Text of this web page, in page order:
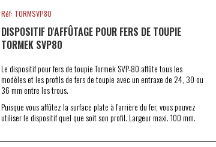
Réf: TORMSVP80
DISPOSITIF D'AFFÛTAGE POUR FERS DE TOUPIE
TORMEK SVP80
Le dispositif pour fers de toupie Tormek SVP-80 affûte tous les
modèles et les profils de fers de toupie avec un entraxe de 24, 30 ou
36 mm entre les trous.
Puisque vous affûtez la surface plate à l'arrière du fer, vous pouvez
utiliser le dispositif quel que soit son profil. Largeur maxi. 100 mm.